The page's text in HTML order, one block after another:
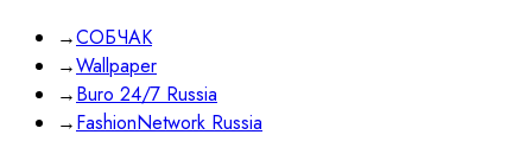
→СОБЧАК
→Wallpaper
→Buro 24/7 Russia
→FashionNetwork Russia